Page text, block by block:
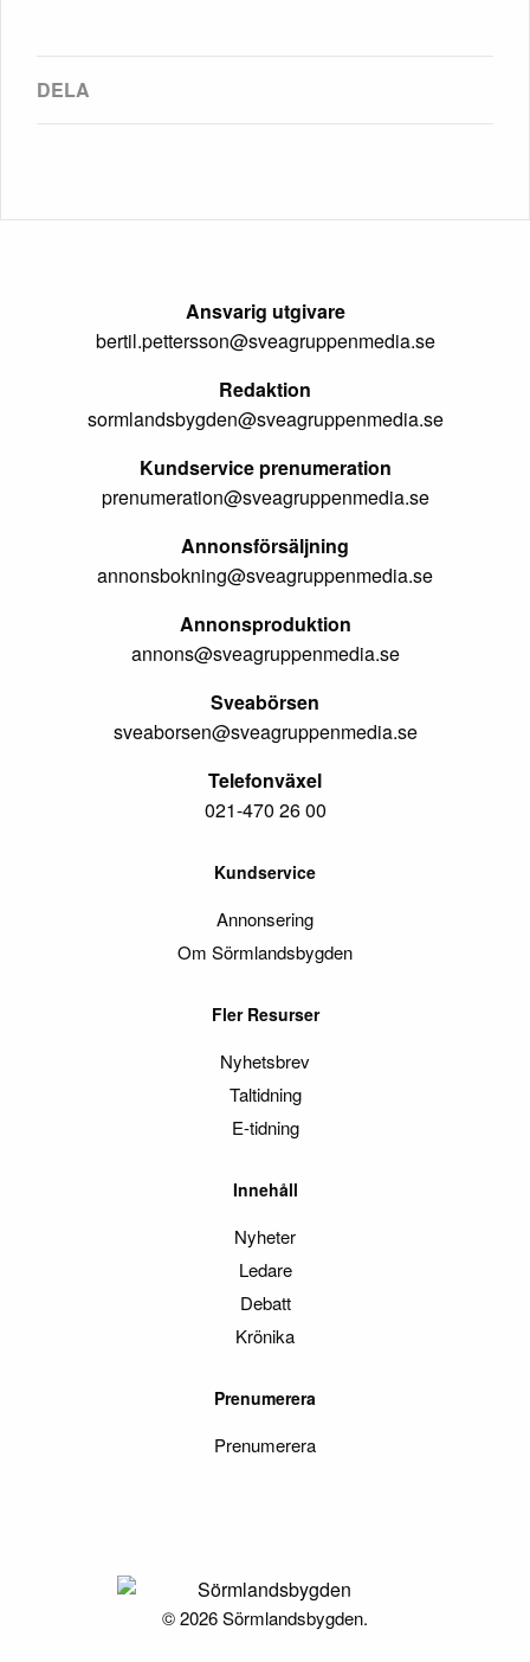
Ansvarig utgivare
bertil.pettersson@sveagruppenmedia.se
Redaktion
sormlandsbygden@sveagruppenmedia.se
Kundservice prenumeration
prenumeration@sveagruppenmedia.se
Annonsförsäljning
annonsbokning@sveagruppenmedia.se
Annonsproduktion
annons@sveagruppenmedia.se
Sveabörsen
sveaborsen@sveagruppenmedia.se
Telefonväxel
021-470 26 00
Kundservice
Annonsering
Om Sörmlandsbygden
Fler Resurser
Nyhetsbrev
Taltidning
E-tidning
Innehåll
Nyheter
Ledare
Debatt
Krönika
Prenumerera
Prenumerera
© 2026 Sörmlandsbygden.